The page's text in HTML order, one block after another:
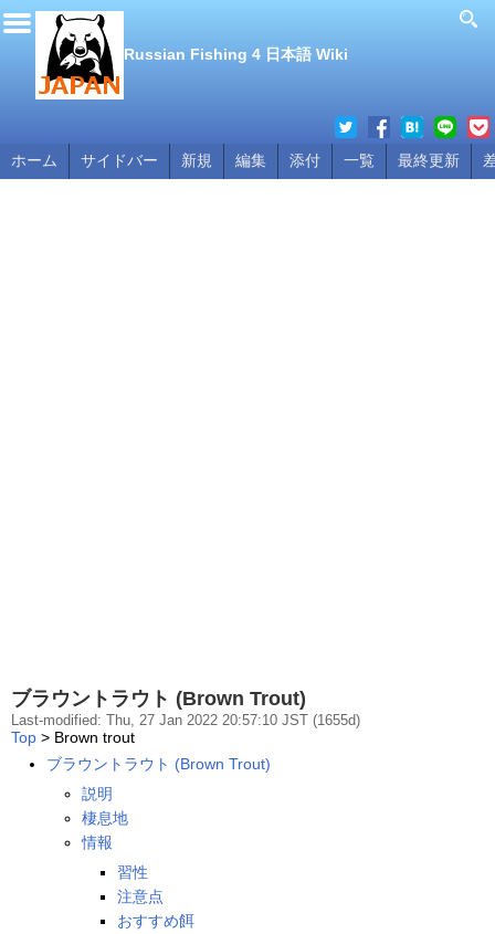
Russian Fishing 4 日本語 Wiki
ホーム サイドバー 新規 編集 添付 一覧 最終更新
ブラウントラウト (Brown Trout)
Last-modified: Thu, 27 Jan 2022 20:57:10 JST (1655d)
Top > Brown trout
ブラウントラウト (Brown Trout)
説明
棲息地
情報
習性
注意点
おすすめ餌